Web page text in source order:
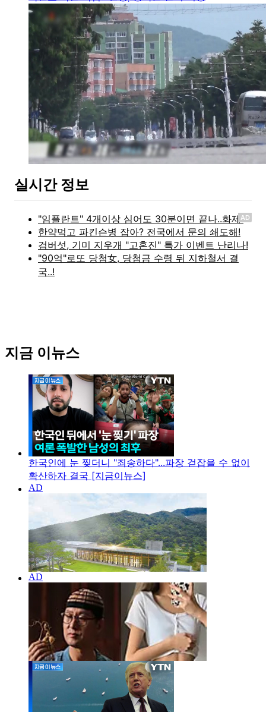
실시간 정보
AD
지금 이뉴스
한국인에 눈 찢더니 "죄송하다"...파장 걷잡을 수 없이
확산하자 결국 [지금이뉴스]